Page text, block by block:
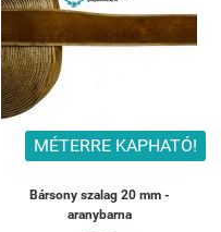
MÉTERRE KAPHATÓ!
Bársony szalag 20 mm -
aranybarna